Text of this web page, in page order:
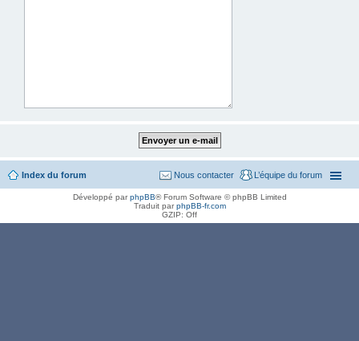
Index du forum L’équipe du forum
Nous contacter
Développé parphpBB® Forum Software © phpBB Limited
Traduit parphpBB-fr.com
GZIP: Off